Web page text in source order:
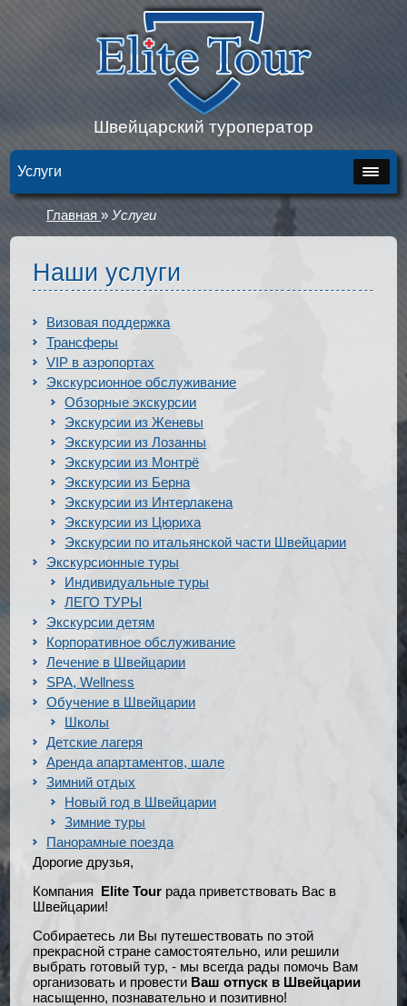
Швейцарский туроператор
Услуги
Главная»Услуги
Наши услуги
Визовая поддержка
Трансферы
VIP в аэропортах
Экскурсионное обслуживание
Обзорные экскурсии
Экскурсии из Женевы
Экскурсии из Лозанны
Экскурсии из Монтрё
Экскурсии из Берна
Экскурсии из Интерлакена
Экскурсии из Цюриха
Экскурсии по итальянской части Швейцарии
Экскурсионные туры
Индивидуальные туры
ЛЕГО ТУРЫ
Экскурсии детям
Корпоративное обслуживание
Лечение в Швейцарии
SPA, Wellness
Обучение в Швейцарии
Школы
Детские лагеря
Аренда апартаментов, шале
Зимний отдых
Новый год в Швейцарии
Зимние туры
Панорамные поезда
Дорогие друзья,
Компания Elite Tour рада приветствовать Вас в
Швейцарии!
Собираетесь ли Вы путешествовать по этой
прекрасной стране самостоятельно, или решили
выбрать готовый тур, - мы всегда рады помочь Вам
организовать и провести Ваш отпуск в Швейцарии
насыщенно, познавательно и позитивно!